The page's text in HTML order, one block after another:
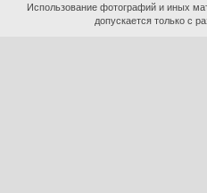
Использование фотографий и иных
допускается только с